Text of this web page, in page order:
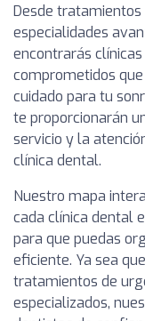
Desde
especialidades
encontrarás
comprometidos
cuidado para tu
te proporcionarán
servicio y la
clínica dental.
Nuestro mapa
cada clínica dental
para que puedas
eficiente. Ya sea
tratamientos de
especializados,